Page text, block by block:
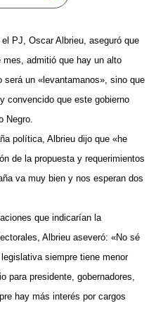
PJ, Oscar Albrieu, aseguró que
admitió que hay un alto
un «levantamanos», sino que
convencido que este gobierno
Negro.
política, Albrieu dijo que «he
de la propuesta y requerimientos
va muy bien y nos esperan dos
que indicarían la
Albrieu aseveró: «No sé
siempre tiene menor
para presidente, gobernadores,
hay más interés por cargos